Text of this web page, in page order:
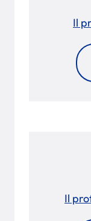
Il
Il